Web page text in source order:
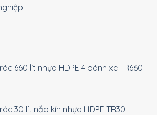
660 lít nhựa HDPE 4 bánh xe TR660
30 lít nắp kín nhựa HDPE TR30